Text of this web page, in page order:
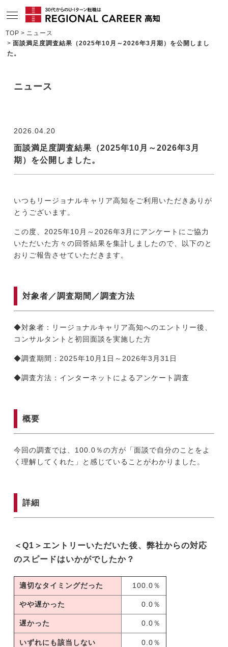
サービスの特長
相談会・セミナー情報
転職成功者インタビュー
企業TOPインタビュー
地域情報ブログ
中長期で転職をお考えの方
TOP
ニュース
面談満足度調査結果（2025年10月～2026年3月期）を公開しまし
た。
ニュース
2026.04.20
面談満足度調査結果（2025年10月～2026年3月
期）を公開しました。
いつもリージョナルキャリア高知をご利用いただきありが
とうございます。
この度、2025年10月～2026年3月にアンケートにご協力
いただいた方々の回答結果を集計しましたので、以下のと
おりご報告させていただきます。
対象者／調査期間／調査方法
◆対象者：リージョナルキャリア高知へのエントリー後、
コンサルタントと初回面談を実施した方
◆調査期間：2025年10月1日～2026年3月31日
◆調査方法：インターネットによるアンケート調査
概要
今回の調査では、100.0％の方が「面談で自分のことをよ
く理解してくれた」と感じていることがわかりました。
詳細
＜Q1＞エントリーいただいた後、弊社からの対応
のスピードはいかがでしたか？
適切なタイミングだった 100.0％
やや遅かった 0.0％
遅かった 0.0％
いずれにも該当しない 0.0％